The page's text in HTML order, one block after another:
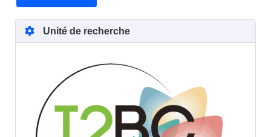
Unité de recherche